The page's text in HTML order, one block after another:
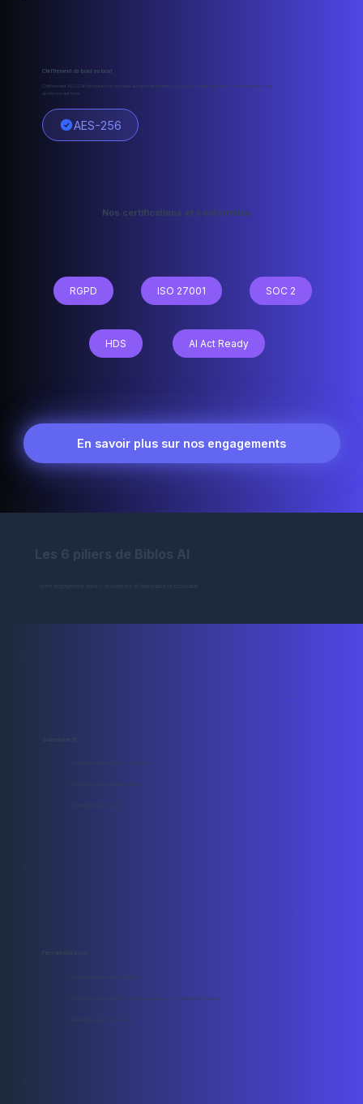
En savoir plus sur nos engagements
Nos certifications et conformités
RGPD ISO 27001
AI Act Ready
HDS
SOC 2
Chiffrement de bout en bout
Chiffrement AES-256 de toutes vos données au repos et en transit. Protection maximale contre toute interception ou
accès non autorisé.
AES-256
Les 6 piliers de Biblos AI
Contextualisation métier avancée
Adaptation du langage des contenus générés à votre identité de marque
Données hébergées 100% en France
Infrastructure souveraine certifiée
Conformité RGPD native